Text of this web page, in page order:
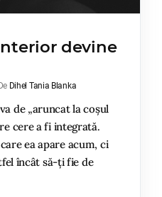
devine
De Dihel Tania Blanka
de „aruncat la coșul
cere a fi integrată.
ea apare acum, ci
încât să-ți fie de